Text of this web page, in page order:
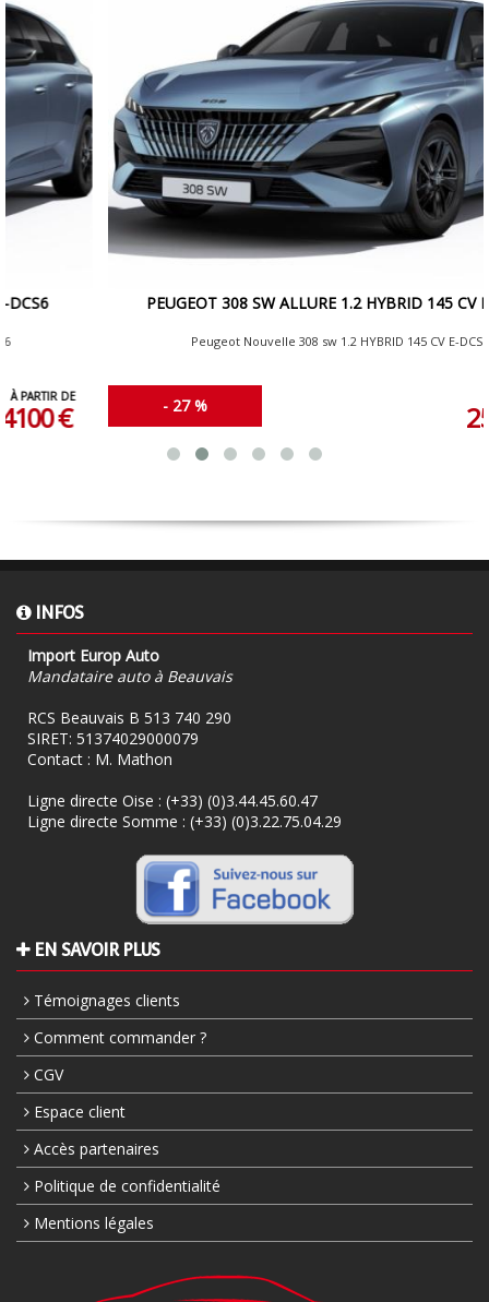
PEUGEOT 308 SW ALLURE 1.2 HYBRID 145 CV E-DCS6
Peugeot Nouvelle 308 sw 1.2 HYBRID 145 CV E-DCS6
- 27 %
INFOS
Import Europ Auto
Mandataire auto à Beauvais
RCS Beauvais B 513 740 290
SIRET: 51374029000079
Contact : M. Mathon
Ligne directe Oise : (+33) (0)3.44.45.60.47
Ligne directe Somme : (+33) (0)3.22.75.04.29
EN SAVOIR PLUS
Témoignages clients
Comment commander ?
CGV
Espace client
Accès partenaires
Politique de confidentialité
Mentions légales